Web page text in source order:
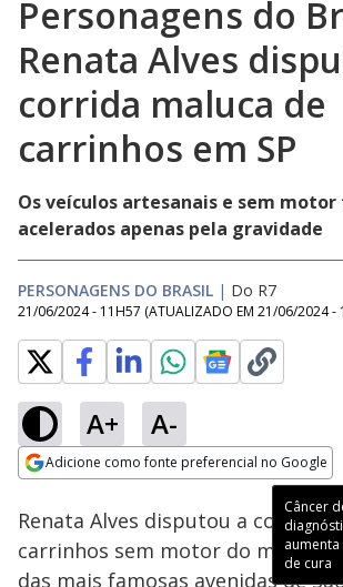
Personagens do
Renata Alves
corrida maluca de
carrinhos em SP
Os veículos artesanais e sem
acelerados apenas pela gravidade
PERSONAGENS DO BRASIL | Do R7
21/06/2024 - 11H57 (ATUALIZADO EM 21/06/2024 -
A+ A-
Adicione como fonte preferencial no Google
Câncer
aumenta
de cura
Ativar
Loaded:
6.93%
Renata Alves disputou a corrida
carrinhos sem motor do mundo.
das mais famosas avenidas de